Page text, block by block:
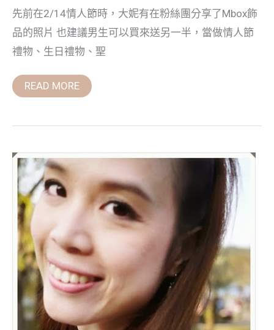
先前在2/14情人節時，大妮有在粉絲團分享了Mbox飾
品的照片 也建議男生可以買來送另一半，當做情人節
禮物、生日禮物、聖
禮
的
最
選
READ MORE
2014
走
春
隨
手
拍
拍
vs.
穿
搭
造
型
~~ForestGreen
新
包
包
入